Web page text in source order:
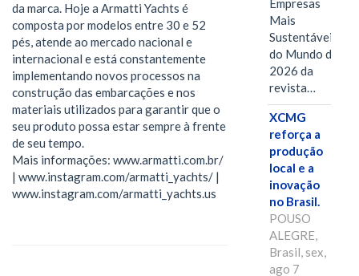
da marca. Hoje a Armatti Yachts é
composta por modelos entre 30 e 52
pés, atende ao mercado nacional e
internacional e está constantemente
implementando novos processos na
construção das embarcações e nos
materiais utilizados para garantir que o
seu produto possa estar sempre à frente
de seu tempo.
Mais informações: www.armatti.com.br/
| www.instagram.com/armatti_yachts/ |
www.instagram.com/armatti_yachts.us
Empresas
Mais
Sustentáveis
do Mundo de
2026 da
revista…
XCMG
reforça a
produção
local e a
inovação
no Brasil.
POUSO
ALEGRE,
Brasil, sex,
ago 7